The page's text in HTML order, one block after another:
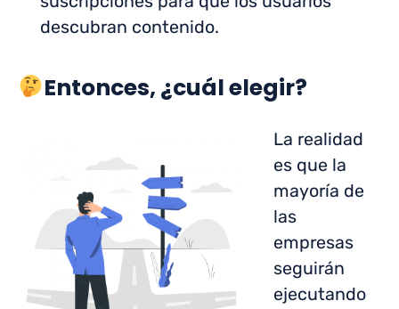
descubran contenido.
Entonces, ¿cuál elegir?
La realidad
es que la
mayoría de
las
empresas
seguirán
ejecutando